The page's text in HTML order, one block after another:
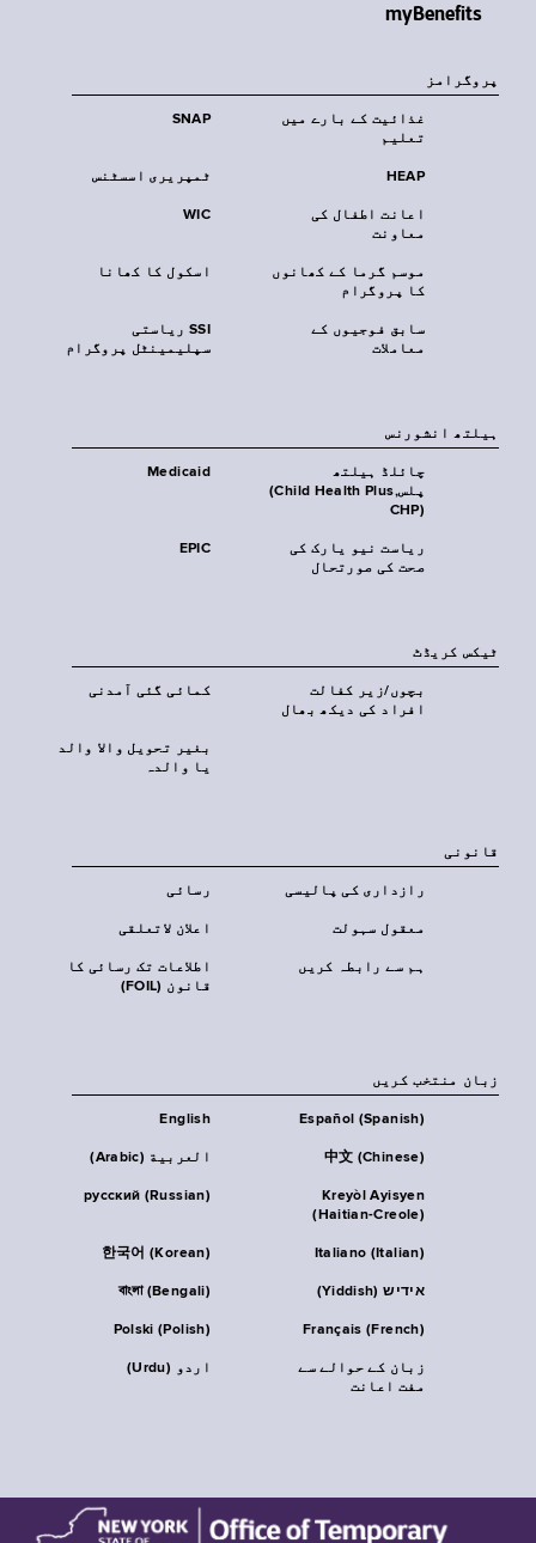
myBenefits
پروگرامز
SNAP
غذائیت کے بارے میں
تعلیم
ٹمپریری اسسٹنس HEAP
WIC
اعانت اطفال کی
معاونت
اسکول کا کھانا
موسم گرما کے کھانوں
کا پروگرام
SSI ریاستی
سپلیمینٹل پروگرام
سابق فوجیوں کے
معاملات
‏ہیلتھ انشورنس
Medicaid
چائلڈ ہیلتھ
پلس‎(Child Health Plus,
CHP)‎
EPIC
ریاست نیو یارک کی
صحت کی صورتحال
ٹیکس کریڈٹ
کمائی گئی آمدنی
بچوں/زیر کفالت
افراد کی دیکھ بھال
بغیر تحویل والا والد
یا والدہ
قانونی
رسائی رازداری کی پالیسی
اعلان لاتعلقی معقول سہولت
اطلاعات تک رسائی کا
قانون (FOIL)
ہم سے رابطہ کریں
زبان منتخب کریں
English Español (Spanish)
العربية (Arabic) 中文 (Chinese)
русский (Russian)
Kreyòl Ayisyen
(Haitian-Creole)
한국어 (Korean) Italiano (Italian)
বাংলা (Bengali) אידיש (Yiddish)
Polski (Polish) Français (French)
اردو (Urdu)
زبان کے حوالے سے
مفت اعانت